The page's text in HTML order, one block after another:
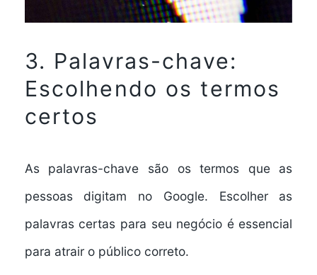
3. Palavras-chave:
Escolhendo os termos
certos
As palavras-chave são os termos que as
pessoas digitam no Google. Escolher as
palavras certas para seu negócio é essencial
para atrair o público correto.